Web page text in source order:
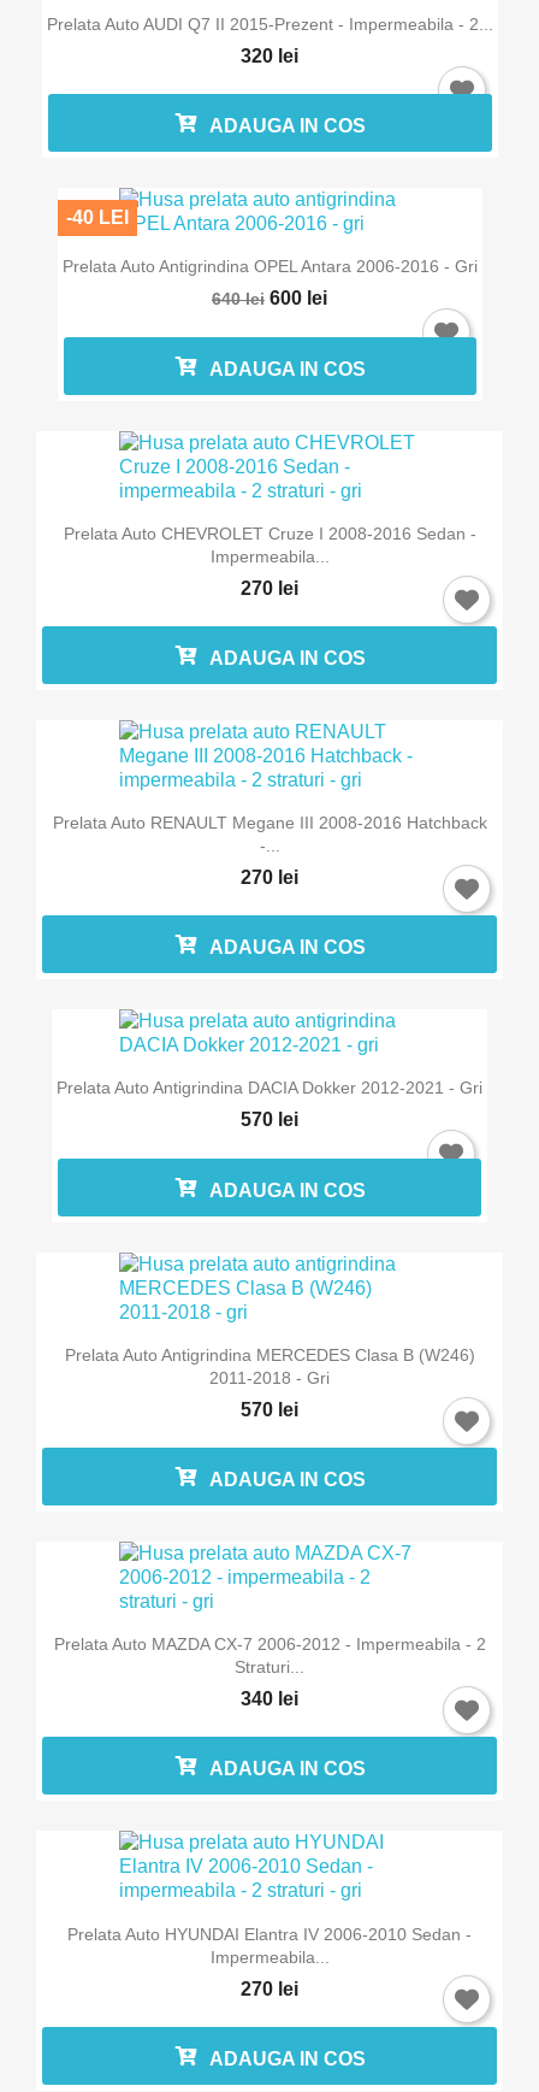
Prelata Auto AUDI Q7 II 2015-Prezent - Impermeabila - 2...
320 lei
ADAUGA IN COS
Prelata Auto Antigrindina OPEL Antara 2006-2016 - Gri
640 lei 600 lei
-40 LEI
ADAUGA IN COS
Prelata Auto CHEVROLET Cruze I 2008-2016 Sedan -
Impermeabila...
270 lei
ADAUGA IN COS
Prelata Auto RENAULT Megane III 2008-2016 Hatchback
-...
270 lei
ADAUGA IN COS
Prelata Auto Antigrindina DACIA Dokker 2012-2021 - Gri
570 lei
ADAUGA IN COS
Prelata Auto Antigrindina MERCEDES Clasa B (W246)
2011-2018 - Gri
570 lei
ADAUGA IN COS
Prelata Auto MAZDA CX-7 2006-2012 - Impermeabila - 2
Straturi...
340 lei
ADAUGA IN COS
Prelata Auto HYUNDAI Elantra IV 2006-2010 Sedan -
Impermeabila...
270 lei
ADAUGA IN COS
Anuleaza Intra in cont